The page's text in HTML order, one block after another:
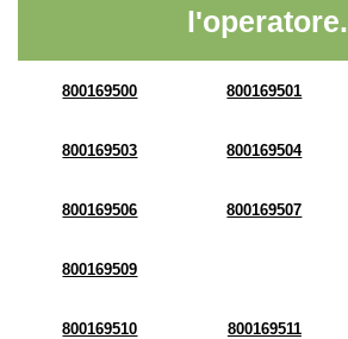
l'operatore.
800169500 800169501
800169503 800169504
800169506 800169507
800169509
800169510 800169511